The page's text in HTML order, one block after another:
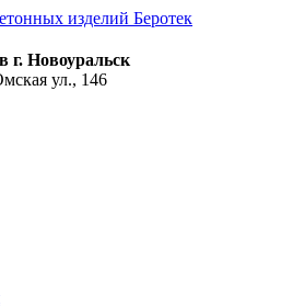
г. Новоуральск
ул., 146